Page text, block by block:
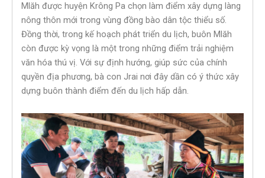
Mlăh được huyện Krông Pa chọn làm điểm xây dựng làng
nông thôn mới trong vùng đồng bào dân tộc thiểu số.
Đồng thời, trong kế hoạch phát triển du lịch, buôn Mlăh
còn được kỳ vọng là một trong những điểm trải nghiệm
văn hóa thú vị. Với sự định hướng, giúp sức của chính
quyền địa phương, bà con Jrai nơi đây dần có ý thức xây
dựng buôn thành điểm đến du lịch hấp dẫn.